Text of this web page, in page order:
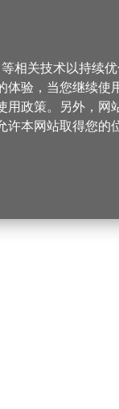
> 玛骏汽车旅馆
馆
相关技术以持续
体验，当您继续使
政策。另外，网
许本网站取得您的